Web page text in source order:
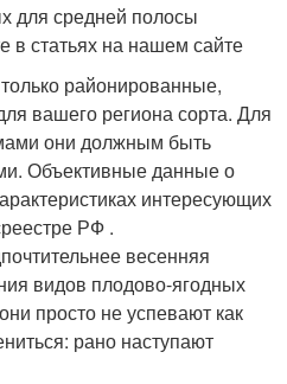
для средней полосы
в статьях на нашем сайте
районированные,
вашего региона сорта. Для
они должным быть
Объективные данные о
интересующих
РФ .
весенняя
видов плодово-ягодных
просто не успевают как
рано наступают